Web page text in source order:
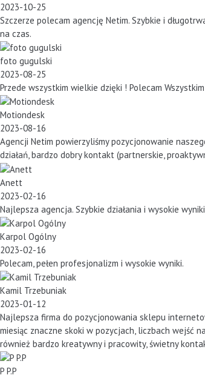
2023-10-25
Szczerze polecam agencję Netim. Szybkie i
na czas.
foto gugulski
2023-08-25
Przede wszystkim wielkie dzięki ! Polecam
Motiondesk
2023-08-16
Agencji Netim powierzyliśmy pozycjonowanie
działań, bardzo dobry kontakt (partnerskie,
Anett
2023-02-16
Najlepsza agencja. Szybkie działania i wysokie
Karpol Ogólny
2023-02-16
Polecam, pełen profesjonalizm i wysokie wyniki.
Kamil Trzebuniak
2023-01-12
Najlepsza firma do pozycjonowania sklepu
miesiąc znaczne skoki w pozycjach, liczbach wejść
również bardzo kreatywny i pracowity, świetny
P P.P